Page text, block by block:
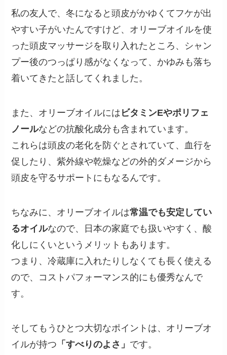
私の友人で、冬になると頭皮がかゆくてフケが出
やすい子がいたんですけど、オリーブオイルを使
った頭皮マッサージを取り入れたところ、シャン
プー後のつっぱり感がなくなって、かゆみも落ち
着いてきたと話してくれました。
また、オリーブオイルには ビタミンEやポリフェ
ノールなどの抗酸化成分も含まれています。
これらは頭皮の老化を防ぐとされていて、血行を
促したり、紫外線や乾燥などの外的ダメージから
頭皮を守るサポートにもなるんです。
ちなみに、オリーブオイルは常温でも安定してい
るオイルなので、日本の家庭でも扱いやすく、酸
化しにくいというメリットもあります。
つまり、冷蔵庫に入れたりしなくても長く使える
ので、コストパフォーマンス的にも優秀なんで
す。
そしてもうひとつ大切なポイントは、オリーブオ
イルが持つ 「すべりのよさ」 です。